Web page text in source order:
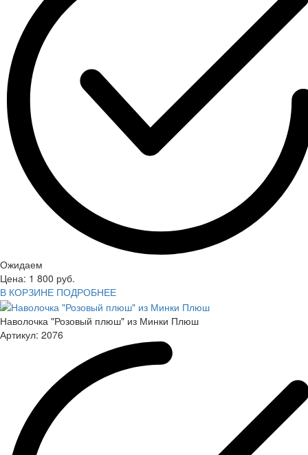
Ожидаем
Цена: 1 800 руб.
В КОРЗИНЕ ПОДРОБНЕЕ
Наволочка "Розовый плюш" из Минки Плюш
Артикул: 2076